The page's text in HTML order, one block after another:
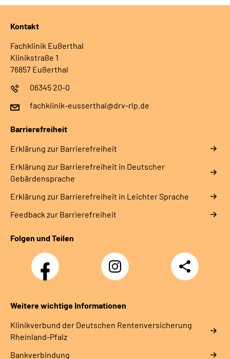
Kontakt
Fachklinik Eußerthal
Klinikstraße 1
76857 Eußerthal
06345 20-0
fachklinik-eusserthal@drv-rlp.de
Barrierefreiheit
Erklärung zur Barrierefreiheit
Erklärung zur Barrierefreiheit in Deutscher
Gebärdensprache
Erklärung zur Barrierefreiheit in Leichter Sprache
Feedback zur Barrierefreiheit
Folgen und Teilen
Facebook
Instagram
DRV
Nachwuchskräfte
Teilen
Weitere wichtige Informationen
Klinikverbund der Deutschen Rentenversicherung
Rheinland-Pfalz
Bankverbindung